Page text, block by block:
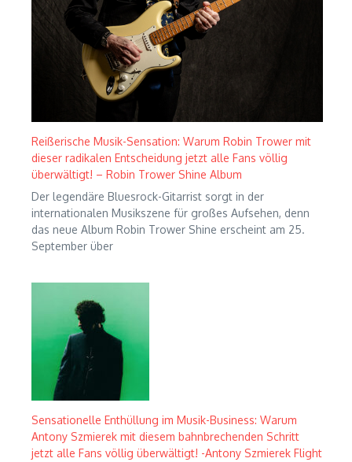
Reißerische Musik-Sensation: Warum Robin Trower mit
dieser radikalen Entscheidung jetzt alle Fans völlig
überwältigt! – Robin Trower Shine Album
Der legendäre Bluesrock-Gitarrist sorgt in der
internationalen Musikszene für großes Aufsehen, denn
das neue Album Robin Trower Shine erscheint am 25.
September über
Sensationelle Enthüllung im Musik-Business: Warum
Antony Szmierek mit diesem bahnbrechenden Schritt
jetzt alle Fans völlig überwältigt! -Antony Szmierek Flight